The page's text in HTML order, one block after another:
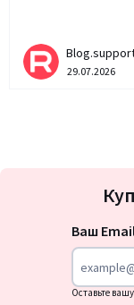
29.07.2026
Ваш
Оставьте